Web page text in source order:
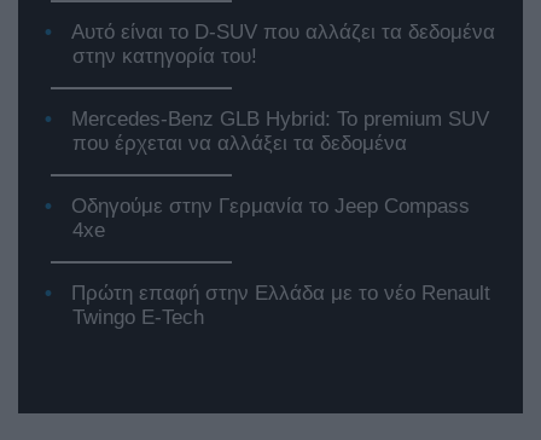
Αυτό είναι το D-SUV που αλλάζει τα δεδομένα
στην κατηγορία του!
Mercedes-Benz GLB Hybrid: Το premium SUV
που έρχεται να αλλάξει τα δεδομένα
Οδηγούμε στην Γερμανία το Jeep Compass
4xe
Πρώτη επαφή στην Ελλάδα με το νέο Renault
Twingo E-Tech